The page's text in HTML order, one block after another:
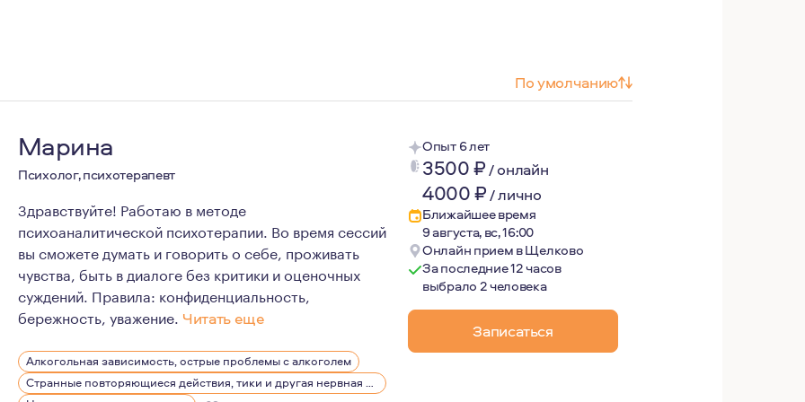
По умолчанию
Марина
Психолог, психотерапевт
Опыт 6 лет
3500₽/онлайн
4000₽/лично
Ближайшее время
9 августа, вс, 16:00
Онлайн прием в Щелково
За последние 12 часов
выбрало 2 человека
Записаться
Здравствуйте! Работаю в методе
психоаналитической психотерапии. Во время сессий
вы сможете думать и говорить о себе, проживать
чувства, быть в диалоге без критики и оценочных
суждений. Правила: конфиденциальность,
бережность, уважение. Читать еще
Работаю психологом с 2005г. Глубоко изучать психоаналитическую психотерапию начала в 2018г, и
Регулярно прохожу обучение, посещаю еженедельные супервизии.
Алкогольная зависимость, острые проблемы с алкоголем
Странные повторяющиеся действия, тики и другая нервная симптоматика